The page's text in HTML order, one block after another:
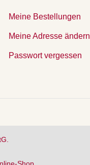
Meine Bestellungen
Meine Adresse ändern
Passwort vergessen